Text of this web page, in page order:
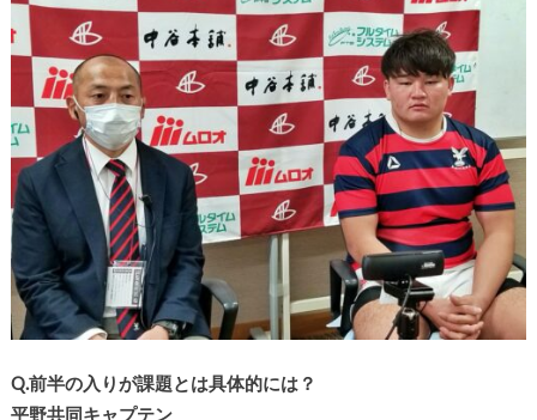
Q.前半の入りが課題とは具体的には？
平野共同キャプテン